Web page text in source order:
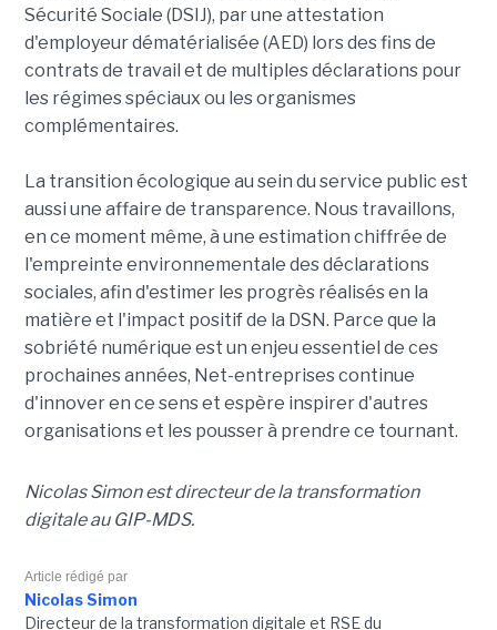
Sécurité Sociale (DSIJ), par une attestation
d'employeur dématérialisée (AED) lors des fins de
contrats de travail et de multiples déclarations pour
les régimes spéciaux ou les organismes
complémentaires.
La transition écologique au sein du service public est
aussi une affaire de transparence. Nous travaillons,
en ce moment même, à une estimation chiffrée de
l'empreinte environnementale des déclarations
sociales, afin d'estimer les progrès réalisés en la
matière et l'impact positif de la DSN. Parce que la
sobriété numérique est un enjeu essentiel de ces
prochaines années, Net-entreprises continue
d'innover en ce sens et espère inspirer d'autres
organisations et les pousser à prendre ce tournant.
Nicolas Simon est directeur de la transformation
digitale au GIP-MDS.
Article rédigé par
Nicolas Simon
Directeur de la transformation digitale et RSE du